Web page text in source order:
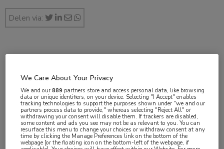
Delen via:
Vakgebieden:
Longziekten
Aandachtsgebieden:
We Care About Your Privacy
We and our889 partners store and access personal data, like browsing
data or unique identifiers, on your device. Selecting "I Accept" enables
tracking technologies to support the purposes shown under "we and our
partners process data to provide," whereas selecting "Reject All" or
withdrawing your consent will disable them. If trackers are disabled,
some content and ads you see may not be as relevant to you. You can
resurface this menu to change your choices or withdraw consent at any
time by clicking the Manage Preferences link on the bottom of the
webpage [or the floating icon on the bottom-left of the webpage, if